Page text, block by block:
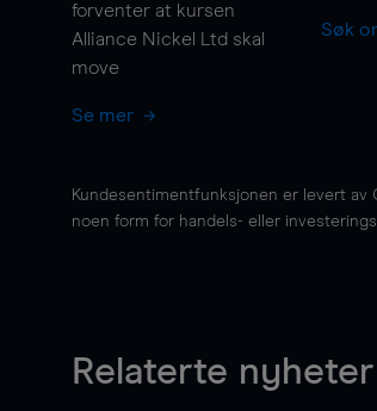
forventer at kursen
Alliance Nickel Ltd skal
move
Se mer
Søk
Kundesentimentfunksjonen er levert
noen form for handels- eller
Relaterte nyheter